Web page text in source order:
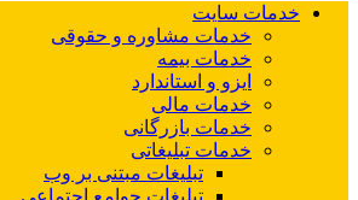
خدمات سایت
خدمات مشاوره و حقوقی
خدمات بیمه
ایزو و استاندارد
خدمات مالی
خدمات بازرگانی
خدمات تبلیغاتی
تبلیغات مبتنی بر وب
تبلیغات جوامع اجتماعی